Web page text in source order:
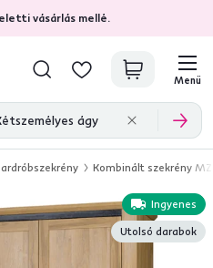
vásárlás mellé.
termékértékelések
Menü
Kombinált szekrény
Ingyenes
Utolsó darabok